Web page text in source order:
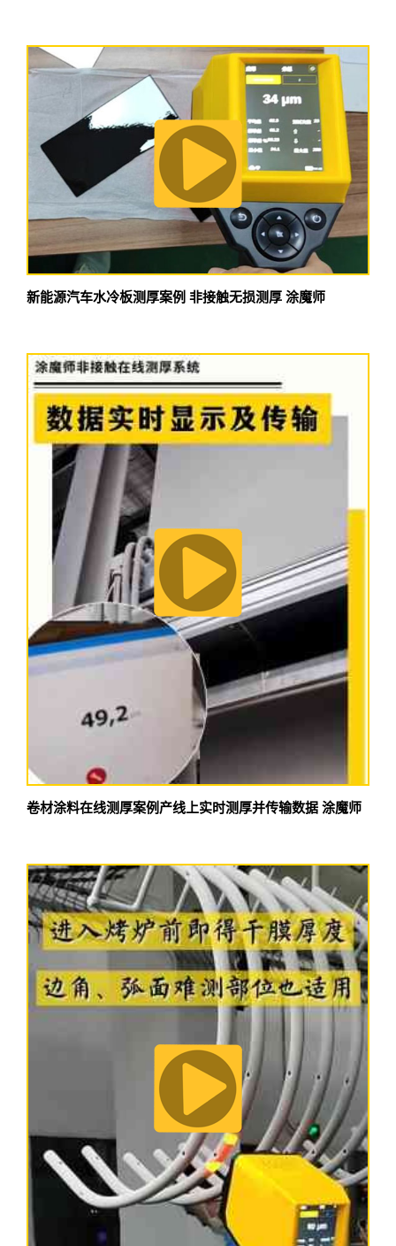
新能源汽车水冷板测厚案例 非接触无损测厚 涂魔师
卷材涂料在线测厚案例产线上实时测厚并传输数据 涂魔师